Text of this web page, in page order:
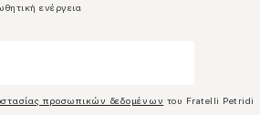
ενέργεια
προσωπικών δεδομένων του Fratelli Petridi